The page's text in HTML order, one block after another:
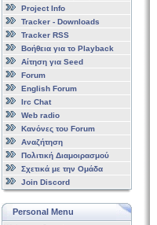
Project Info
Tracker - Downloads
Tracker RSS
Βοήθεια για το Playback
Αίτηση για Seed
Forum
English Forum
Irc Chat
Web radio
Κανόνες του Forum
Αναζήτηση
Πολιτική Διαμοιρασμού
Σχετικά με την Ομάδα
Join Discord
Personal Menu